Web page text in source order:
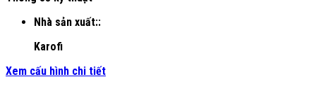
Nhà sản xuất::
Karofi
Xem cấu hình chi tiết